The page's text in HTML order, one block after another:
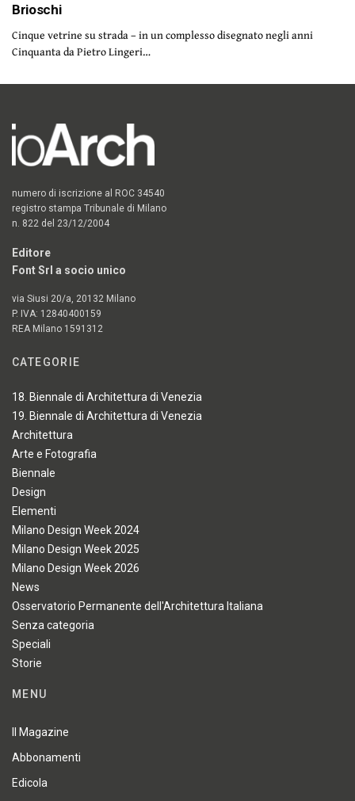
Brioschi
Cinque vetrine su strada – in un complesso disegnato negli anni
Cinquanta da Pietro Lingeri…
numero di iscrizione al ROC 34540
registro stampa Tribunale di Milano
n. 822 del 23/12/2004
Editore
Font Srl a socio unico
via Siusi 20/a, 20132 Milano
P. IVA: 12840400159
REA Milano 1591312
CATEGORIE
18. Biennale di Architettura di Venezia
19. Biennale di Architettura di Venezia
Architettura
Arte e Fotografia
Biennale
Design
Elementi
Milano Design Week 2024
Milano Design Week 2025
Milano Design Week 2026
News
Osservatorio Permanente dell'Architettura Italiana
Senza categoria
Speciali
Storie
MENU
Il Magazine
Abbonamenti
Edicola